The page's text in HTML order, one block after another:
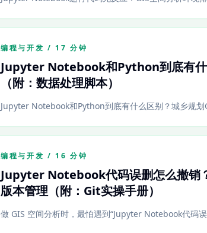
编程与开发 / 17 分钟
Jupyter Notebook和Python到底有什
（附：数据处理脚本）
Jupyter Notebook和Python到底有什么区别？城乡规划
编程与开发 / 16 分钟
Jupyter Notebook代码误删怎么撤销
版本管理（附：Git实操手册）
做 GIS 空间分析时，最怕遇到“Jupyter Notebook代码